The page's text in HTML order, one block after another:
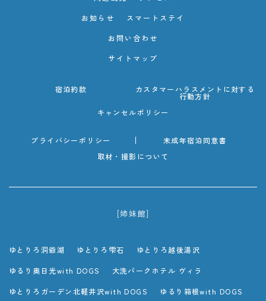
お知らせ
スマートステイ
お問い合わせ
サイトマップ
宿泊約款 カスタマーハラスメントに対する
行動方針
キャンセルポリシー
プライバシーポリシー
未成年宿泊同意書
取材・撮影について
[姉妹館]
ゆとりろ洞爺湖 ゆとりろ雫石 ゆとりろ越後湯沢
ゆるり奥日光with DOGS 大洗パークホテル ヴィラ
ゆとりろガーデン北軽井沢with DOGS ゆるり箱根with DOGS